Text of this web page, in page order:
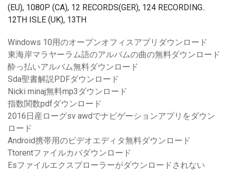
(EU), 1080P (CA), 12 RECORDS(GER), 124 RECORDING..
12TH ISLE (UK), 13TH
Windows 10用のオープンオフィスアプリダウンロード
東海岸マラヤーラム語のアルバムの曲の無料ダウンロード
酔っ払いアルバム無料ダウンロード
Sda聖書解説PDFダウンロード
Nicki minaj無料mp3ダウンロード
指数関数pdfダウンロード
2016日産ローグsv awdでナビゲーションアプリをダウン
ロード
Android携帯用のビデオエディタ無料ダウンロード
Ttorentファイルカバダウンロード
Esファイルエクスプローラーがダウンロードされない